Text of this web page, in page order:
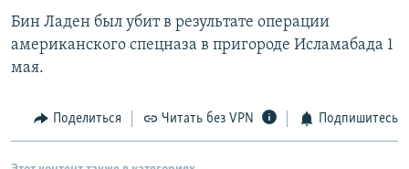
Все сайты РСЕ/РС
Бин Ладен был убит в результате операции
американского спецназа в пригороде Исламабада 1
мая.
Поделиться Читать без VPN Подпишитесь